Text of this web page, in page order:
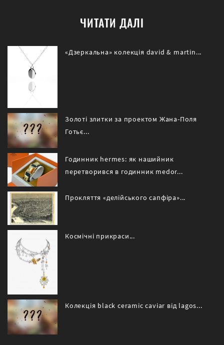
ЧИТАТИ ДАЛІ
«Дзеркальна» колекція david & martin...
Золоті злитки за проектом Жана-Поля
Готьє...
Годинник hermes: як нашийник
перетворився в годинник medor...
Прокляття «делійського сапфіра»...
Космічні прикраси...
Колекція black ceramic caviar від lagos...